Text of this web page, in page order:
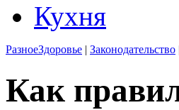
Кухня
РазноеЗдоровье | Законодательство
Как